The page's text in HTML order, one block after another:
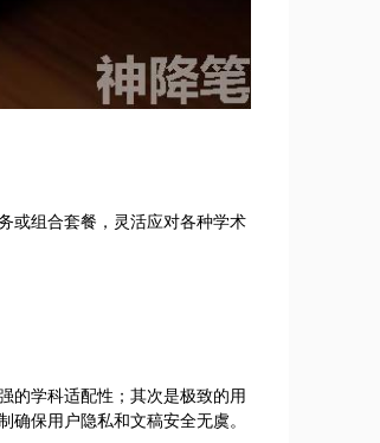
或组合套餐，灵活应对各种学术
的学科适配性；其次是极致的用
保用户隐私和文稿安全无虞。